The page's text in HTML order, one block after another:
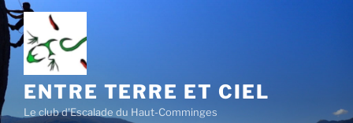
Aller
au
contenu
principal
ENTRE TERRE ET CIEL
Le club d'Escalade du Haut-Comminges